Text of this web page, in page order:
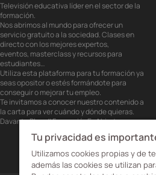
Televisión educativa líder en el sector de la
formación.
Nos abrimos al mundo para ofrecer un
servicio gratuito a la sociedad. Clases en
directo con los mejores expertos,
eventos, masterclass y recursos para
estudiantes…
Utiliza esta plataforma para tu formación ya
seas opositor o estés formándote para
conseguir o mejorar tu empleo.
Te invitamos a conocer nuestro contenido a
la carta para ver cuándo y dónde quieras.
Davante Play. #FormaciónEnAbierto
Tu privacidad es
Utilizamos cookies propias y de
además las cookies se utilizan